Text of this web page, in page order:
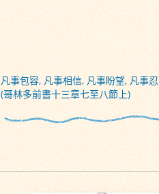
凡事包容, 凡事相信, 凡事盼望, 凡事
(哥林多前書十三章七至八節上)